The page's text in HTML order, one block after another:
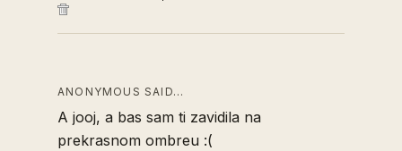
ANONYMOUS SAID…
A jooj, a bas sam ti zavidila na
prekrasnom ombreu :(